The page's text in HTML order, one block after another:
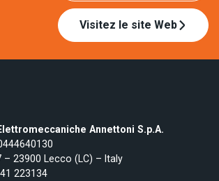
Visitez le site Web
Annettoni S.p.A.
– 23900 Lecco (LC) – Italy
223134